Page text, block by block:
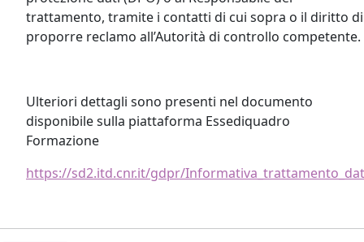
trattamento, tramite i contatti di cui sopra o il diritto di
proporre reclamo all’Autorità di controllo competente.
Ulteriori dettagli sono presenti nel documento
disponibile sulla piattaforma Essediquadro
Formazione
https://sd2.itd.cnr.it/gdpr/